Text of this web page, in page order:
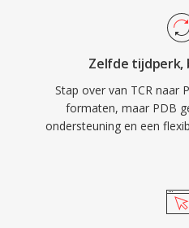
Zelfde
Stap over van TCR naar
formaten, maar PDB
ondersteuning en een